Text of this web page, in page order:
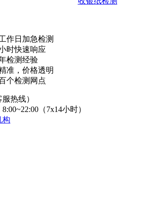
作日加急检测
时快速响应
检测经验
准，价格透明
个检测网点
服热线）
8:00~22:00（7x14小时）
构